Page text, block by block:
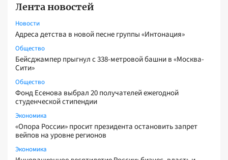
Лента новостей
Новости
Адреса детства в новой песне группы «Интонация»
Общество
Бейсджампер прыгнул с 338-метровой башни в «Москва-
Сити»
Общество
Фонд Есенова выбрал 20 получателей ежегодной
студенческой стипендии
Экономика
«Опора России» просит президента остановить запрет
вейпов на уровне регионов
Экономика